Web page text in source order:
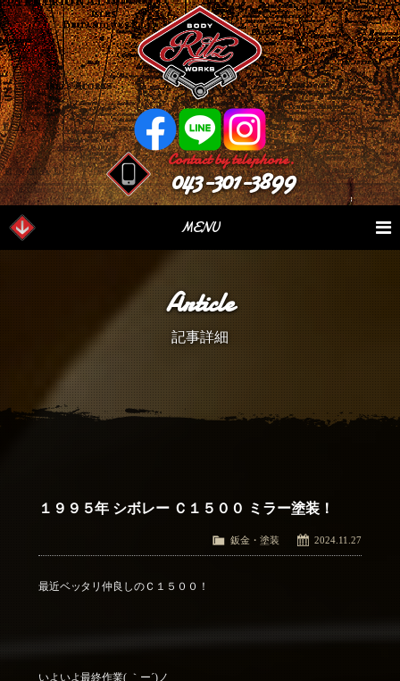
Contact by telephone.
043-301-3899
MENU
Our Serivce
Parts Sales 作業日誌
Article
記事詳細
１９９５年 シボレー Ｃ１５００ ミラー塗装！
2024.11.27
鈑金・塗装
最近ベッタリ仲良しのＣ１５００！
いよいよ最終作業( ｀ー´)ノ